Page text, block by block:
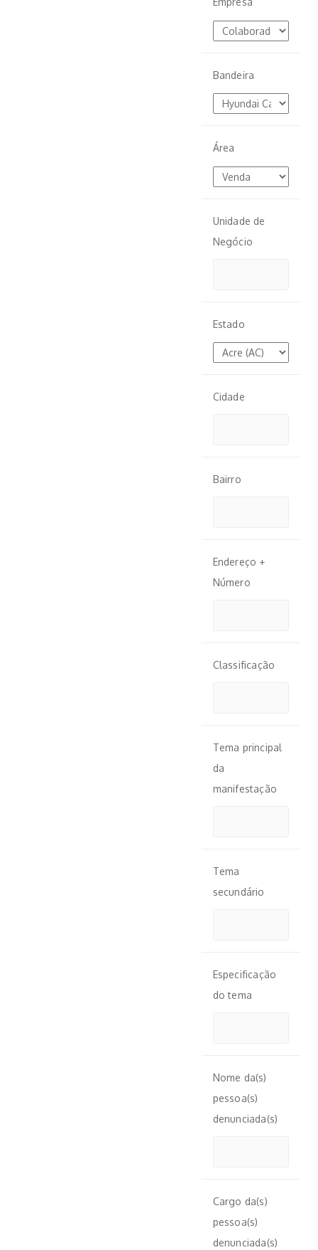
Bandeira
Área
Unidade de
Negócio
Estado
Cidade
Bairro
Endereço +
Número
Classificação
Tema principal
da
manifestação
Tema
secundário
Especificação
do tema
Nome da(s)
pessoa(s)
denunciada(s)
Cargo da(s)
pessoa(s)
denunciada(s)